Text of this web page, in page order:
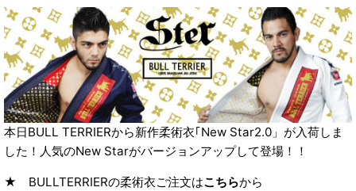
本日BULL TERRIERから新作柔術衣｢New Star2.0」が入荷しま
した！人気のNew Starがバージョンアップして登場！！
★ BULLTERRIERの柔術衣ご注文はこちらから